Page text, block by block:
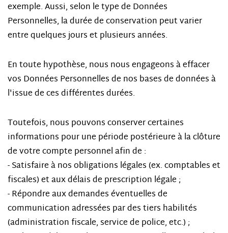
exemple. Aussi, selon le type de Données
Personnelles, la durée de conservation peut varier
entre quelques jours et plusieurs années.
En toute hypothèse, nous nous engageons à effacer
vos Données Personnelles de nos bases de données à
l'issue de ces différentes durées.
Toutefois, nous pouvons conserver certaines
informations pour une période postérieure à la clôture
de votre compte personnel afin de :
- Satisfaire à nos obligations légales (ex. comptables et
fiscales) et aux délais de prescription légale ;
- Répondre aux demandes éventuelles de
communication adressées par des tiers habilités
(administration fiscale, service de police, etc.) ;